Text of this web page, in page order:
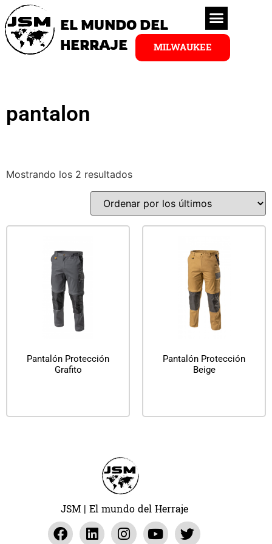
EL MUNDO DEL
HERRAJE
MILWAUKEE
pantalon
Mostrando los 2 resultados
Pantalón Protección
Grafito
Pantalón Protección
Beige
JSM | El mundo del Herraje